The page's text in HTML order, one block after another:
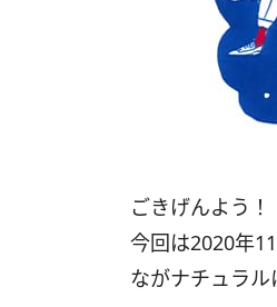
ごきげんよう
今回は2020年11
ながナチュラ